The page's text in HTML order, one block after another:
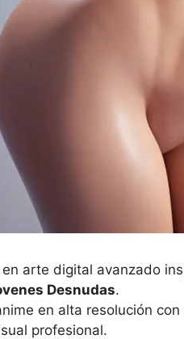
arte digital avanzado
Desnudas.
en alta resolución
profesional.